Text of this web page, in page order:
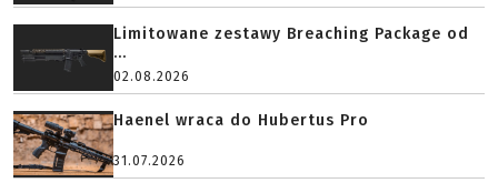
Limitowane zestawy Breaching Package od
...
02.08.2026
Haenel wraca do Hubertus Pro
31.07.2026